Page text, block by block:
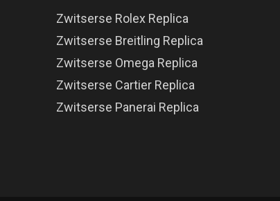
Zwitserse Rolex Replica
Zwitserse Breitling Replica
Zwitserse Omega Replica
Zwitserse Cartier Replica
Zwitserse Panerai Replica